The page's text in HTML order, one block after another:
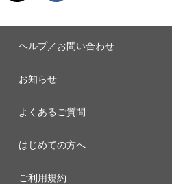
ヘルプ／お問い合わせ
お知らせ
よくあるご質問
はじめての方へ
ご利用規約